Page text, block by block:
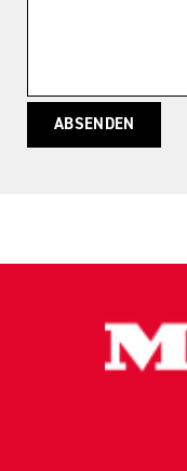
ABSENDEN